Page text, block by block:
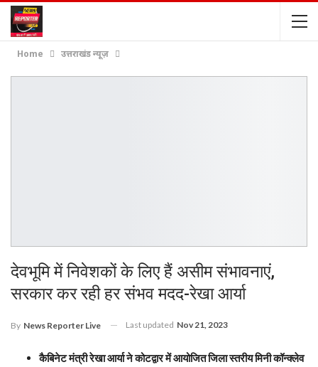
Home उत्तराखंड न्यूज़
देवभूमि में निवेशकों के लिए हैं असीम संभावनाएं,
सरकार कर रही हर संभव मदद-रेखा आर्या
By News Reporter Live Last updated Nov 21, 2023
कैबिनेट मंत्री रेखा आर्या ने कोटद्वार में आयोजित जिला स्तरीय मिनी कॉन्क्लेव